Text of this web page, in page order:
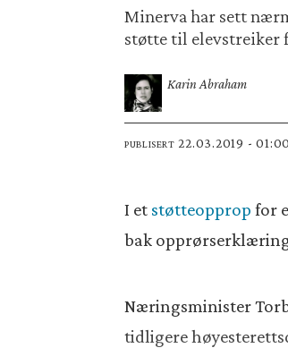
Minerva har sett
støtte til elevstreiker
Karin Abraham
PUBLISERT 22.03.2019 - 01:00
I et støtteopprop for
bak
Næringsminister
tidligere